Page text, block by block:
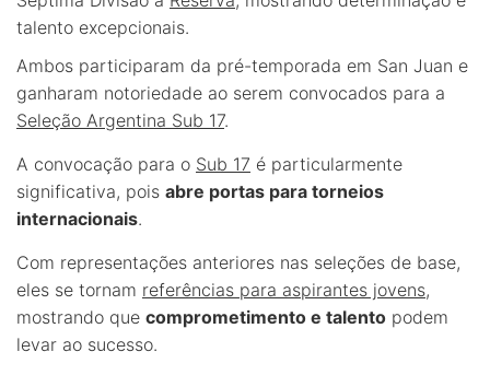
talento excepcionais.
Ambos participaram da pré-temporada em San Juan e
ganharam notoriedade ao serem convocados para a
Seleção Argentina Sub 17.
A convocação para o Sub 17 é particularmente
significativa, pois abre portas para torneios
internacionais.
Com representações anteriores nas seleções de base,
eles se tornam referências para aspirantes jovens,
mostrando que comprometimento e talento podem
levar ao sucesso.